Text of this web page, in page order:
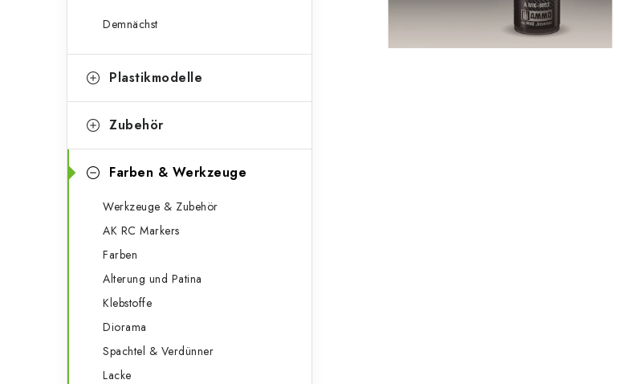
e
s
t
e
e
Demnächst
Plastikmodelle
Zubehör
Farben & Werkzeuge
Werkzeuge & Zubehör
AK RC Markers
Farben
Alterung und Patina
Klebstoffe
Diorama
Spachtel & Verdünner
Lacke